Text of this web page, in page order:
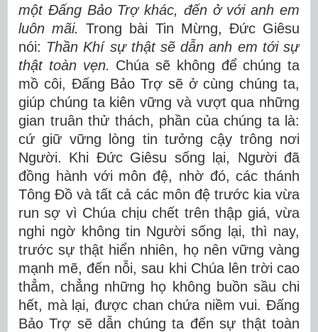
một Đấng Bảo Trợ khác, đến ở với anh em
luôn mãi.Trong bài Tin Mừng, Đức Giêsu
nói: Thần Khí sự thật sẽ dẫn anh em tới sự
thật toàn vẹn. Chúa sẽ không để chúng ta
mồ côi, Đấng Bảo Trợ sẽ ở cùng chúng ta,
giúp chúng ta kiên vững và vượt qua những
gian truân thử thách, phần của chúng ta là:
cứ giữ vững lòng tin tưởng cậy trông nơi
Người. Khi Đức Giêsu sống lại, Người đã
đồng hành với môn đệ, nhờ đó, các thánh
Tông Đồ và tất cả các môn đệ trước kia vừa
run sợ vì Chúa chịu chết trên thập giá, vừa
nghi ngờ không tin Người sống lại, thì nay,
trước sự thật hiển nhiên, họ nên vững vàng
mạnh mẽ, đến nỗi, sau khi Chúa lên trời cao
thẳm, chẳng những họ không buồn sầu chi
hết, mà lại, được chan chứa niềm vui. Đấng
Bảo Trợ sẽ dẫn chúng ta đến sự thật toàn